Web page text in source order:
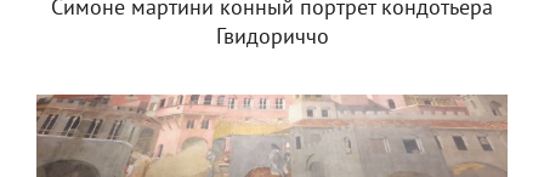
Симоне мартини конный портрет кондотьера
Гвидориччо